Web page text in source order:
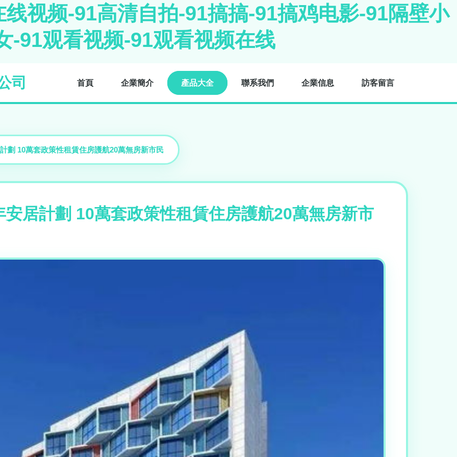
视频-91高清自拍-91搞搞-91搞鸡电影-91隔壁小
-91观看视频-91观看视频在线
司 首頁 企業簡介 產品大全 聯系我們 企業信息 訪客留言
劃 10萬套政策性租賃住房護航20萬無房新市民
居計劃 10萬套政策性租賃住房護航20萬無房新市